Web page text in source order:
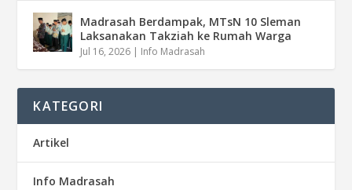
Madrasah Berdampak, MTsN 10 Sleman
Laksanakan Takziah ke Rumah Warga
Jul 16, 2026 | Info Madrasah
KATEGORI
Artikel
Info Madrasah